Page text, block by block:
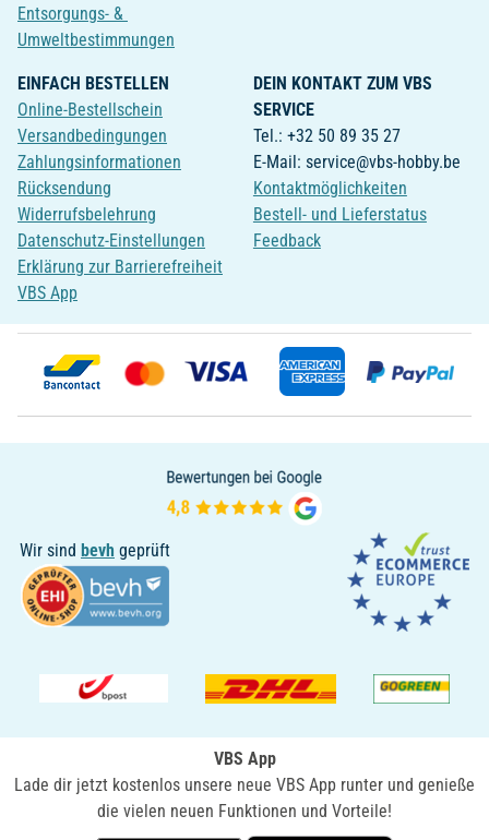
Entsorgungs- &
Umweltbestimmungen
EINFACH BESTELLEN
Online-Bestellschein
Versandbedingungen
Zahlungsinformationen
Rücksendung
Widerrufsbelehrung
Datenschutz-Einstellungen
Erklärung zur Barrierefreiheit
VBS App
DEIN KONTAKT ZUM VBS
SERVICE
Tel.: +32 50 89 35 27
E-Mail: service@vbs-hobby.be
Kontaktmöglichkeiten
Bestell- und Lieferstatus
Feedback
Wir sind bevh geprüft
VBS App
Lade dir jetzt kostenlos unsere neue VBS App runter und genieße
die vielen neuen Funktionen und Vorteile!